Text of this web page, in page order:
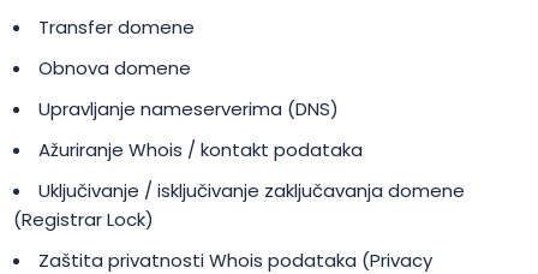
Transfer domene
Obnova domene
Upravljanje nameserverima (DNS)
Ažuriranje Whois / kontakt podataka
Uključivanje / isključivanje zaključavanja domene
(Registrar Lock)
Zaštita privatnosti Whois podataka (Privacy